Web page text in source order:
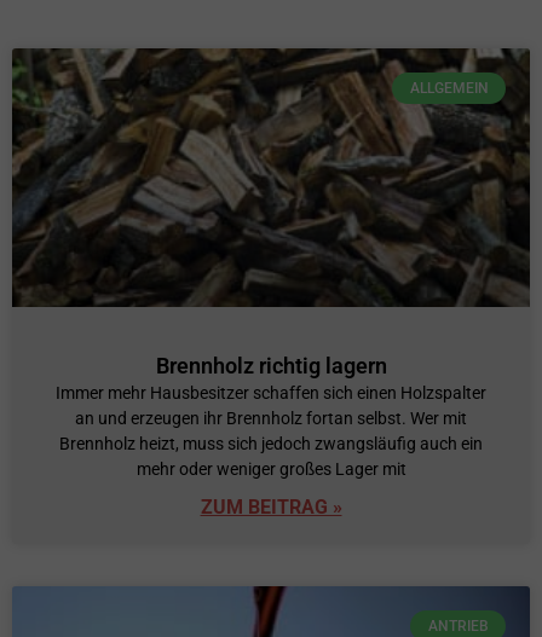
ALLGEMEIN
Brennholz richtig lagern
Immer mehr Hausbesitzer schaffen sich einen Holzspalter
an und erzeugen ihr Brennholz fortan selbst. Wer mit
Brennholz heizt, muss sich jedoch zwangsläufig auch ein
mehr oder weniger großes Lager mit
ZUM BEITRAG »
ANTRIEB